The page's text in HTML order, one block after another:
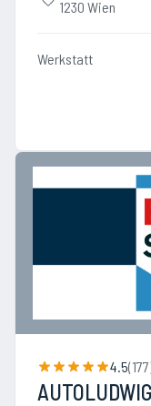
1230 Wien
Werkstatt
4.5(177